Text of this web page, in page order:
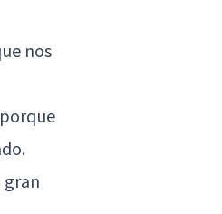
nos
gran